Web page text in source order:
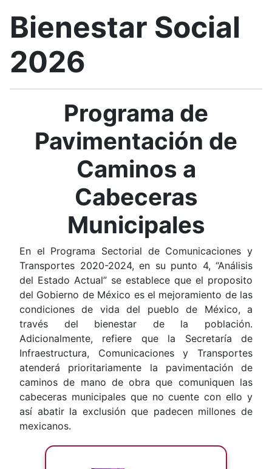
Bienestar Social
2026
Programa de
Pavimentación de
Caminos a
Cabeceras
Municipales
En el Programa Sectorial de Comunicaciones y
Transportes 2020-2024, en su punto 4, “Análisis
del Estado Actual” se establece que el proposito
del Gobierno de México es el mejoramiento de las
condiciones de vida del pueblo de México, a
través del bienestar de la población.
Adicionalmente, refiere que la Secretaría de
Infraestructura, Comunicaciones y Transportes
atenderá prioritariamente la pavimentación de
caminos de mano de obra que comuniquen las
cabeceras municipales que no cuente con ello y
así abatir la exclusión que padecen millones de
mexicanos.